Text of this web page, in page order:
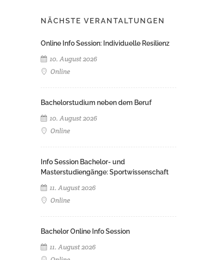
NÄCHSTE VERANTALTUNGEN
Online Info Session: Individuelle Resilienz
10. August 2026
Online
Bachelorstudium neben dem Beruf
10. August 2026
Online
Info Session Bachelor- und
Masterstudiengänge: Sportwissenschaft
11. August 2026
Online
Bachelor Online Info Session
11. August 2026